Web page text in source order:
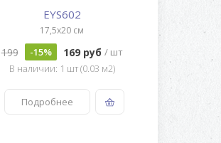
EYS602
17,5x20 см
199 -15% 169 руб / шт
В наличии: 1 шт (0.03 м2)
Подробнее